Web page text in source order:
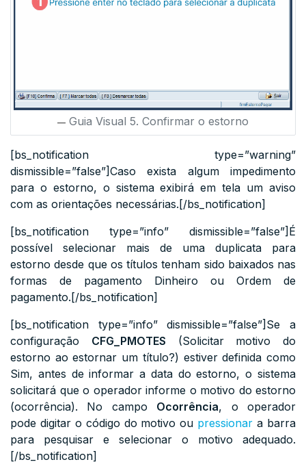
Guia Visual 5. Confirmar o estorno
[bs_notification type=”warning”
dismissible=”false”]Caso exista algum impedimento
para o estorno, o sistema exibirá em tela um aviso
com as orientações necessárias.[/bs_notification]
[bs_notification type=”info” dismissible=”false”]É
possível selecionar mais de uma duplicata para
estorno desde que os títulos tenham sido baixados nas
formas de pagamento Dinheiro ou Ordem de
pagamento.[/bs_notification]
[bs_notification type=”info” dismissible=”false”]Se a
configuração CFG_PMOTES (Solicitar motivo do
estorno ao estornar um título?) estiver definida como
Sim, antes de informar a data do estorno, o sistema
solicitará que o operador informe o motivo do estorno
(ocorrência). No campo Ocorrência, o operador
pode digitar o código do motivo ou pressionar a barra
para pesquisar e selecionar o motivo adequado.
[/bs_notification]